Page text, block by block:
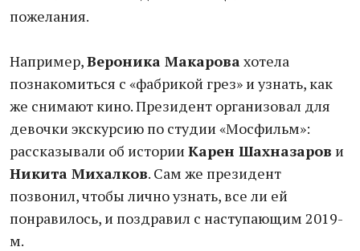
пожелания.
Например,Вероника Макаровахотела
познакомиться с «фабрикой грез» и узнать, как
же снимают кино. Президент организовал для
девочки экскурсию по студии «Мосфильм»:
рассказывали об истории Карен Шахназаров и
Никита Михалков. Сам же президент
позвонил, чтобы лично узнать, все ли ей
понравилось, и поздравил с наступающим 2019-
м.